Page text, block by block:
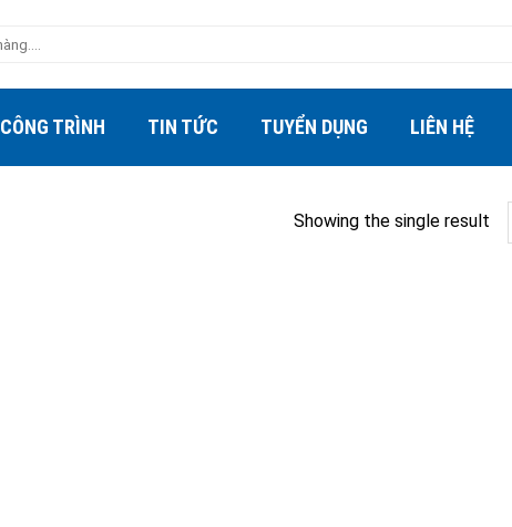
CÔNG TRÌNH TIN TỨC TUYỂN DỤNG LIÊN HỆ
Showing the single result